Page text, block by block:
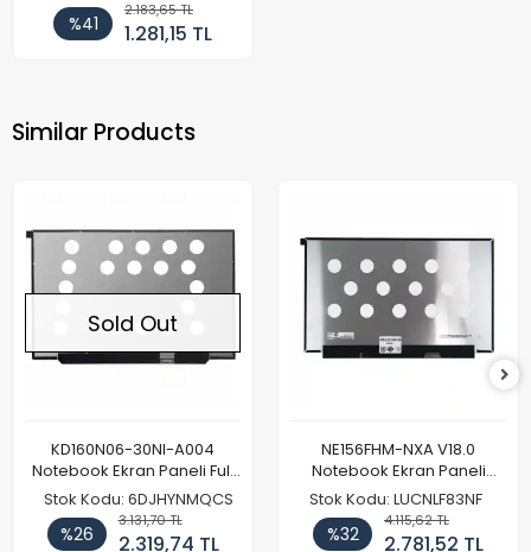
%41
2.183,65 TL
1.281,15 TL
Similar Products
Sold Out
KD160N06-30NI-A004
Notebook Ekran Paneli Full
HD
Stok Kodu: 6DJHYNMQCS
%26
3.131,70 TL
2.319,74 TL
NE156FHM-NXA V18.0
Notebook Ekran Paneli
144Hz
Stok Kodu: LUCNLF83NF
%32
4.115,62 TL
2.781,52 TL